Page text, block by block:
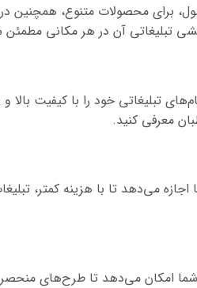
برای محصولات متنوع، همچنین
تبلیغاتی آن در هر مکانی مطمئن
تبلیغاتی خود را با کیفیت
معرفی کنید.
می‌دهد تا با هزینه کمتر،
شما امکان می‌دهد تا طرح‌های منحصر